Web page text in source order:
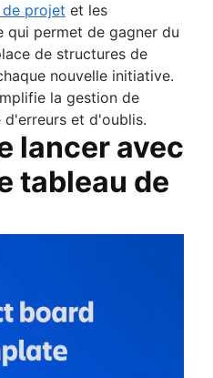
projet et les
qui permet de gagner du
de structures de
nouvelle initiative.
la gestion de
et d'oublis.
lancer avec
tableau de